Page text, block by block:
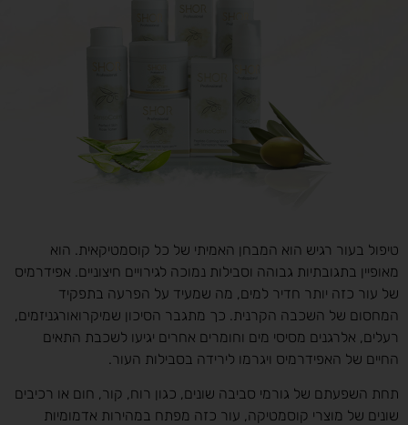
טיפול בעור רגיש הוא המבחן האמיתי של כל קוסמטיקאית. הוא
מאופיין בתגובתיות גבוהה וסבילות נמוכה לגירויים חיצוניים. אפידרמיס
של עור כזה יותר חדיר למים, מה שמעיד על הפרעה בתפקיד
המחסום של השכבה הקרנית. כך מתגבר הסיכון שמיקרואורגניזמים,
רעלים, אלרגנים מסיסי מים וחומרים אחרים יגיעו לשכבת התאים
החיים של האפידרמיס ויגרמו לירידה בסבילות העור.
תחת השפעתם של גורמי סביבה שונים, כגון רוח, קור, חום או רכיבים
שונים של מוצרי קוסמטיקה, עור כזה מפתח במהירות אדמומיות